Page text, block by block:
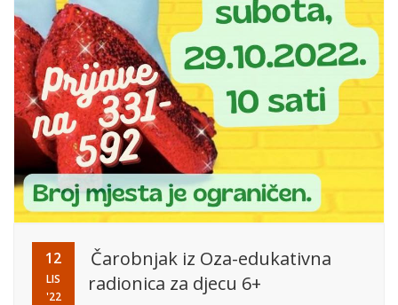
12
LIS
'22
Čarobnjak iz Oza-edukativna
radionica za djecu 6+